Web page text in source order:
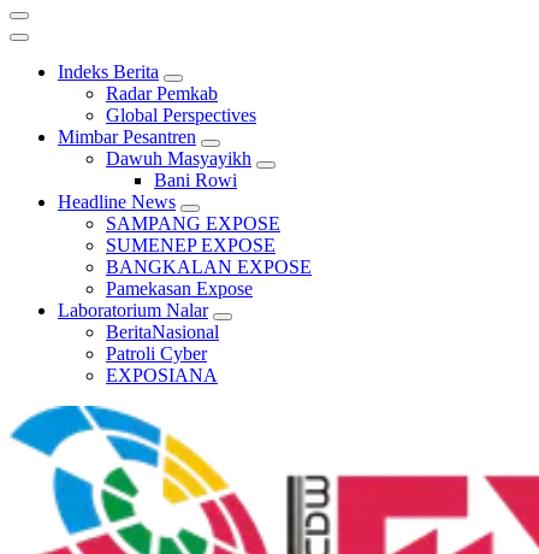
Indeks Berita
Radar Pemkab
Global Perspectives
Mimbar Pesantren
Dawuh Masyayikh
Bani Rowi
Headline News
SAMPANG EXPOSE
SUMENEP EXPOSE
BANGKALAN EXPOSE
Pamekasan Expose
Laboratorium Nalar
BeritaNasional
Patroli Cyber
EXPOSIANA